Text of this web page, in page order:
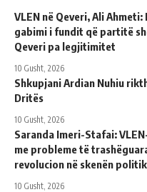
VLEN në Qeveri, Ali Ahmeti:
gabimi i fundit që partitë
Qeveri pa legjitimitet
10 Gusht, 2026
Shkupjani Ardian Nuhiu
Dritës
10 Gusht, 2026
Saranda Imeri-Stafai:
me probleme të
revolucion në skenën
10 Gusht, 2026